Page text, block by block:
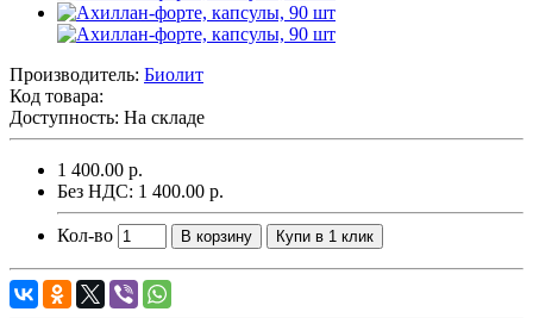
Производитель: Биолит
Код товара:
Доступность: На складе
1 400.00 р.
Без НДС: 1 400.00 р.
Кол-во В корзину Купи в 1 клик